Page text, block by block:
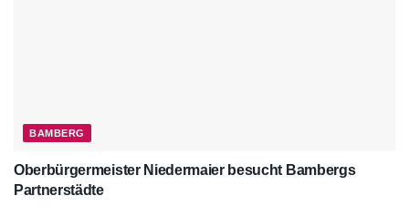
BAMBERG
Oberbürgermeister Niedermaier besucht Bambergs
Partnerstädte